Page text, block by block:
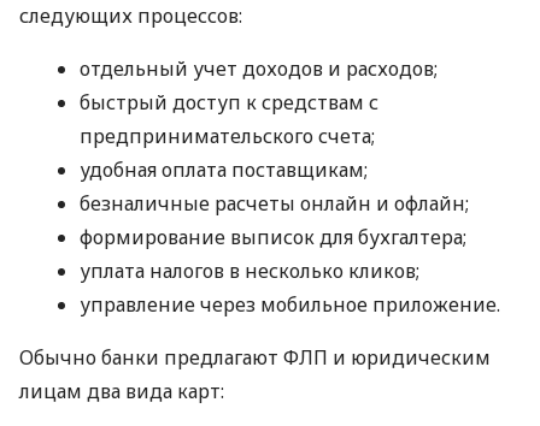
следующих процессов:
отдельный учет доходов и расходов;
быстрый доступ к средствам с
предпринимательского счета;
удобная оплата поставщикам;
безналичные расчеты онлайн и офлайн;
формирование выписок для бухгалтера;
уплата налогов в несколько кликов;
управление через мобильное приложение.
Обычно банки предлагают ФЛП и юридическим
лицам два вида карт: